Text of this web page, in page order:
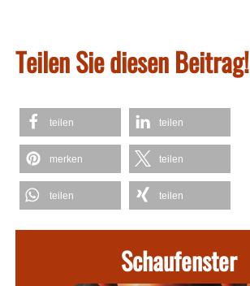
Teilen Sie diesen Beitrag!
teilen teilen
merken teilen
teilen teilen
Schaufenster